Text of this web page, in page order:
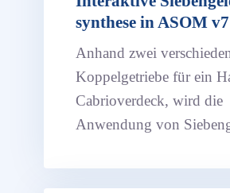
synthese in ASOM v7
Anhand zwei
Koppelgetriebe für ein
Cabrioverdeck, wird die
Anwendung von